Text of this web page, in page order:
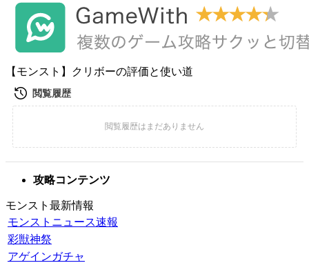
【モンスト】クリボーの評価と使い道
攻略コンテンツ
モンスト最新情報
モンストニュース速報
彩獣神祭
アゲインガチャ